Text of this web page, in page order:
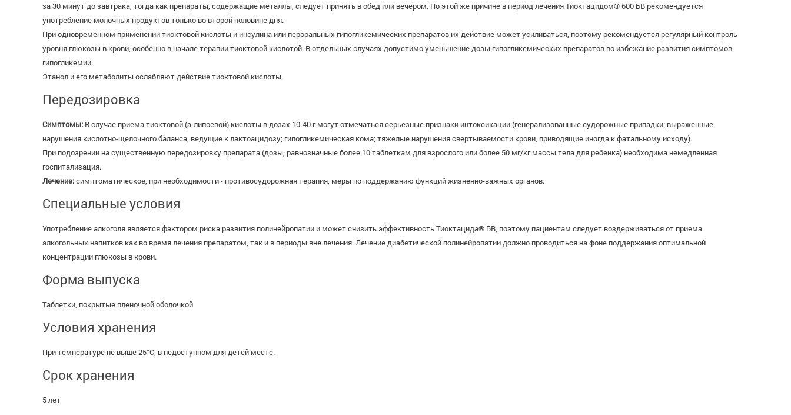
за 30 минут до завтрака, тогда как препараты, содержащие металлы, следует принять в обед или вечером. По этой же причине в период лечения Тиоктацидом® 600 БВ рекомендуется
употребление молочных продуктов только во второй половине дня.
При одновременном применении тиоктовой кислоты и инсулина или пероральных гипогликемических препаратов их действие может усиливаться, поэтому рекомендуется регулярный контроль
уровня глюкозы в крови, особенно в начале терапии тиоктовой кислотой. В отдельных случаях допустимо уменьшение дозы гипогликемических препаратов во избежание развития симптомов
гипогликемии.
Этанол и его метаболиты ослабляют действие тиоктовой кислоты.
Передозировка
Симптомы: В случае приема тиоктовой (а-липоевой) кислоты в дозах 10-40 г могут отмечаться серьезные признаки интоксикации (генерализованные судорожные припадки; выраженные
нарушения кислотно-щелочного баланса, ведущие к лактоацидозу; гипогликемическая кома; тяжелые нарушения свертываемости крови, приводящие иногда к фатальному исходу).
При подозрении на существенную передозировку препарата (дозы, равнозначные более 10 таблеткам для взрослого или более 50 мг/кг массы тела для ребенка) необходима немедленная
госпитализация.
Лечение:симптоматическое, при необходимости - противосудорожная терапия, меры по поддержанию функций жизненно-важных органов.
Специальные условия
Употребление алкоголя является фактором риска развития полинейропатии и может снизить эффективность Тиоктацида® БВ, поэтому пациентам следует воздерживаться от приема
алкогольных напитков как во время лечения препаратом, так и в периоды вне лечения. Лечение диабетической полинейропатии должно проводиться на фоне поддержания оптимальной
концентрации глюкозы в крови.
Форма выпуска
Таблетки, покрытые пленочной оболочкой
Условия хранения
При температуре не выше 25°С, в недоступном для детей месте.
Срок хранения
5 лет